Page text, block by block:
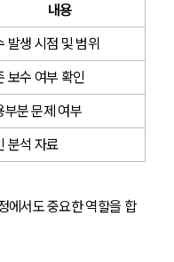
내용
발생 시점 및 범위
보수 여부 확인
부분 문제 여부
분석 자료
에서도 중요한 역할을 합